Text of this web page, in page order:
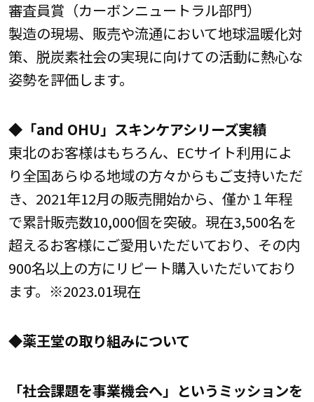
審査員賞（カーボンニュートラル部門）
製造の現場、販売や流通において地球温暖化対
策、脱炭素社会の実現に向けての活動に熱心な
姿勢を評価します。
◆「and OHU」スキンケアシリーズ実績
東北のお客様はもちろん、ECサイト利用によ
り全国あらゆる地域の方々からもご支持いただ
き、2021年12月の販売開始から、僅か１年程
で累計販売数10,000個を突破。現在3,500名を
超えるお客様にご愛用いただいており、その内
900名以上の方にリピート購入いただいており
ます。※2023.01現在
◆薬王堂の取り組みについて
「社会課題を事業機会へ」というミッションを